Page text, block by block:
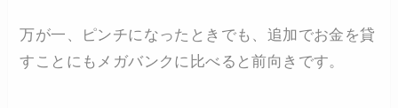
万が一、ピンチになったときでも、追加でお金を貸
すことにもメガバンクに比べると前向きです。